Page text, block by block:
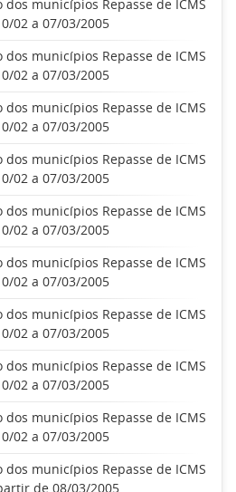
municípios Repasse de ICMS
02 a 07/03/2005
municípios Repasse de ICMS
02 a 07/03/2005
municípios Repasse de ICMS
02 a 07/03/2005
municípios Repasse de ICMS
02 a 07/03/2005
municípios Repasse de ICMS
02 a 07/03/2005
municípios Repasse de ICMS
02 a 07/03/2005
municípios Repasse de ICMS
02 a 07/03/2005
municípios Repasse de ICMS
02 a 07/03/2005
municípios Repasse de ICMS
02 a 07/03/2005
municípios Repasse de ICMS
de 08/03/2005